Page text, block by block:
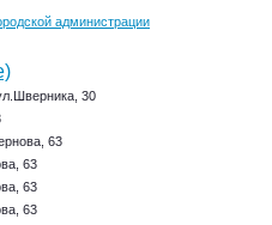
администрации
30
63
63
63
63